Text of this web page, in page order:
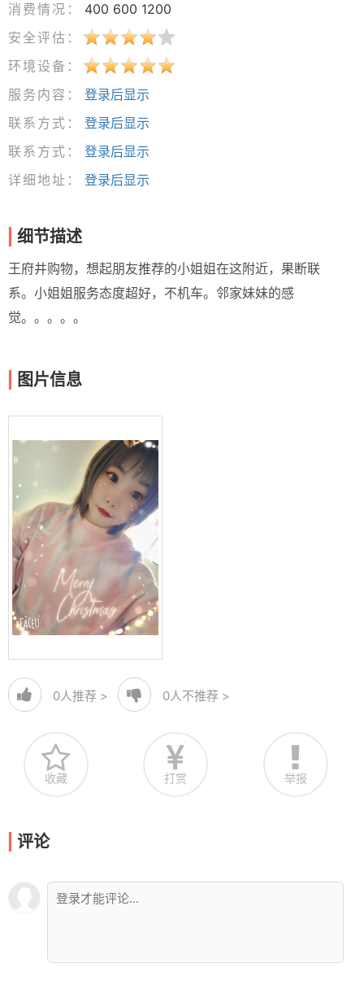
消费情况：
400 600 1200
安全评估：
环境设备：
服务内容：
登录后显示
联系方式：
登录后显示
联系方式：
登录后显示
详细地址：
登录后显示
细节描述
王府井购物，想起朋友推荐的小姐姐在这附近，果断联
系。小姐姐服务态度超好，不机车。邻家妹妹的感
觉。。。。。
图片信息
0人推荐 > 0人不推荐 >
收藏 打赏 举报
评论